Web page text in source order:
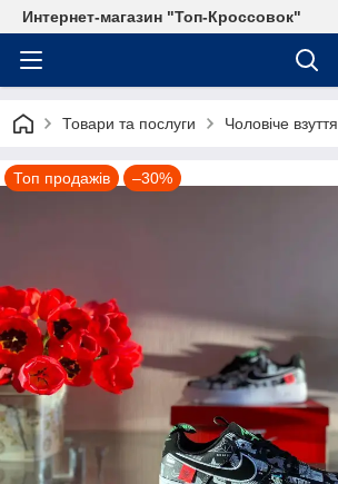
Интернет-магазин "Топ-Кроссовок"
Товари та послуги Чоловіче взуття
Топ продажів –30%